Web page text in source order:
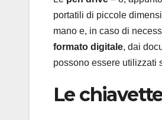
portatili di piccole
mano e, in caso di
formato digitale, dai
possono essere utilizzati
Le